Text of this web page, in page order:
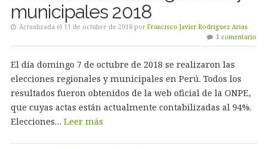
municipales 2018
Actualizada el 11 de octubre de 2018 por Francisco Javier Rodríguez Arias
1 comentario
El día domingo 7 de octubre de 2018 se realizaron las
elecciones regionales y municipales en Perú. Todos los
resultados fueron obtenidos de la web oficial de la ONPE,
que cuyas actas están actualmente contabilizadas al 94%.
Elecciones… Leer más